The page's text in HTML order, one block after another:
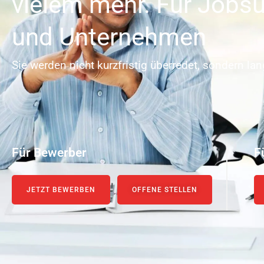
und Unternehmen
Sie werden nicht kurzfristig überredet, sondern
Für Bewerber
JETZT BEWERBEN OFFENE STELLEN